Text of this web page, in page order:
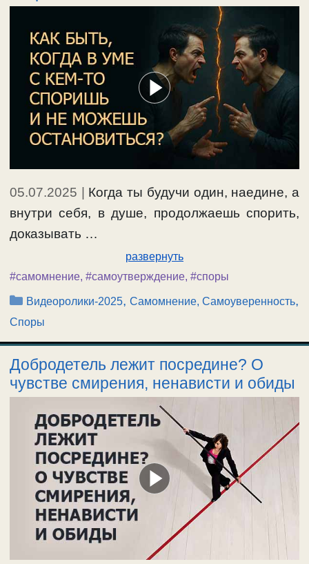
05.07.2025 | Когда ты будучи один, наедине, а
внутри себя, в душе, продолжаешь спорить,
доказывать …
развернуть
#самомнение, #самоутверждение, #споры
Рубрики
Видеоролики-2025,Самомнение, Самоуверенность,
Споры
Добродетель лежит посредине? О
чувстве смирения, ненависти и обиды